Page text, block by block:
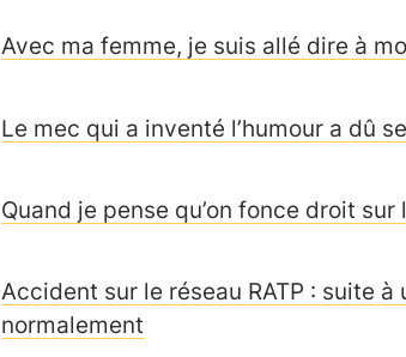
Avec ma femme, je suis allé dire à
Le mec qui a inventé l’humour a dû
Quand je pense qu’on fonce droit sur
Accident sur le réseau RATP : suite
normalement